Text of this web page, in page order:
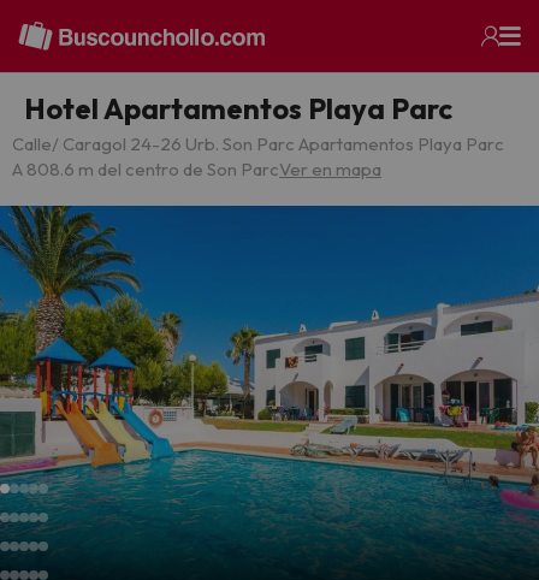
Hotel Apartamentos Playa Parc
Calle/ Caragol 24-26 Urb. Son Parc Apartamentos Playa Parc
A 808.6 m del centro de Son ParcVer en mapa